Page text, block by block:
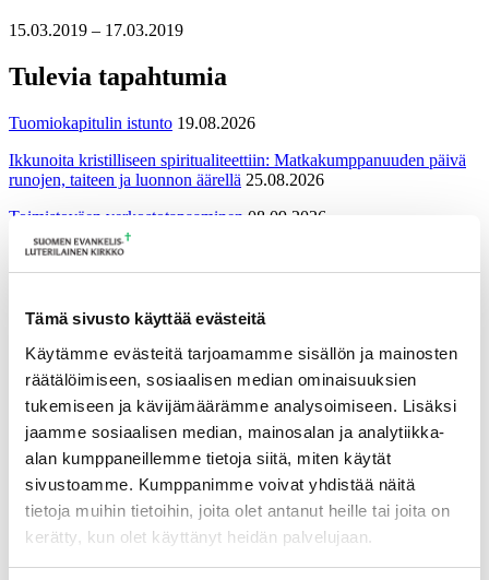
Tämä sivusto käyttää evästeitä
Käytämme evästeitä tarjoamamme sisällön ja mainosten
räätälöimiseen, sosiaalisen median ominaisuuksien
tukemiseen ja kävijämäärämme analysoimiseen. Lisäksi
jaamme sosiaalisen median, mainosalan ja analytiikka-
alan kumppaneillemme tietoja siitä, miten käytät
sivustoamme. Kumppanimme voivat yhdistää näitä
tietoja muihin tietoihin, joita olet antanut heille tai joita on
kerätty, kun olet käyttänyt heidän palvelujaan.
15.03.2019 – 17.03.2019
Tulevia tapahtumia
Tuomiokapitulin istunto 19.08.2026
Ikkunoita kristilliseen spiritualiteettiin: Matkakumppanuuden päivä
runojen, taiteen ja luonnon äärellä 25.08.2026
Toimistoväen verkostotapaaminen 08.09.2026
Takaisin tapahtumiin